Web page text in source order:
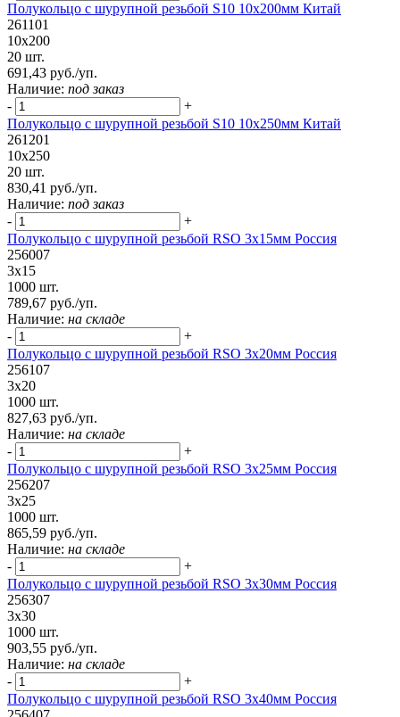
Полукольцо с шурупной резьбой S10 10х200мм Китай
261101
10х200
20 шт.
691,43 руб./уп.
Наличие: под заказ
-
+
Полукольцо с шурупной резьбой S10 10х250мм Китай
261201
10х250
20 шт.
830,41 руб./уп.
Наличие: под заказ
-
+
Полукольцо с шурупной резьбой RSO 3х15мм Россия
256007
3х15
1000 шт.
789,67 руб./уп.
Наличие: на складе
-
+
Полукольцо с шурупной резьбой RSO 3х20мм Россия
256107
3х20
1000 шт.
827,63 руб./уп.
Наличие: на складе
-
+
Полукольцо с шурупной резьбой RSO 3х25мм Россия
256207
3х25
1000 шт.
865,59 руб./уп.
Наличие: на складе
-
+
Полукольцо с шурупной резьбой RSO 3х30мм Россия
256307
3х30
1000 шт.
903,55 руб./уп.
Наличие: на складе
-
+
Полукольцо с шурупной резьбой RSO 3x40мм Россия